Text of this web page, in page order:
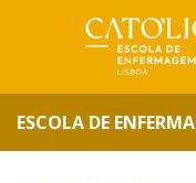
ESCOLA DE